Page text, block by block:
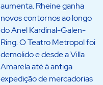
aumenta. Rheine ganha
novos contornos ao longo
do Anel Kardinal-Galen-
Ring. O Teatro Metropol foi
demolido e desde a Villa
Amarela até à antiga
expedição de mercadorias